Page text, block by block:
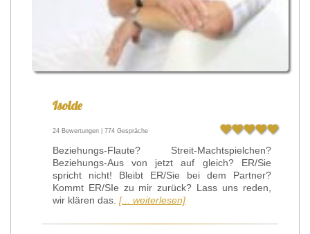
Isolde
24 Bewertungen | 774 Gespräche
Beziehungs-Flaute? Streit-Machtspielchen?
Beziehungs-Aus von jetzt auf gleich? ER/Sie
spricht nicht! Bleibt ER/Sie bei dem Partner?
Kommt ER/SIe zu mir zurück? Lass uns reden,
wir klären das. [... weiterlesen]